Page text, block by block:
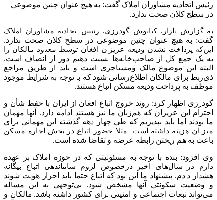
رئیس اتحادیه مشاوران املاک گفت: به هیچ عنوان چنین موضوعی
در سطح کلان صحت ندارد.
به گزارش بازار، کیانوش گودرزی، رئیس اتحادیه مشاوران املاک
گفت: به هیچ عنوان چنین موضوعی در سطح کلان صحت ندارد.
این‌که پرداخت نشدن ودیعه عزیزان افغان توسط معدود مالکان را
به یک جمع کل از صاحب‌خانه‌ها نسبت دهیم دور از انصاف است.
البته این موضوع مالک ومستاجری است و باید از طریق مراجع
ذی‌ربط برای مالکان اطلاع‌رسانی شود که با توجه به شرایط موجود
موظف به پرداخت ودیعه مسکن اتباع هستند.
گودرزی اظهار کرد: روند خروج اتباع افغان از ایران با حفظ شأن و
احترام این عزیزان که هم‌زبان ما نیز هستند ادامه دارد. آنها مهمان
ما بودند اما باید بپذیریم که طی چهار دهه گذشته این مهمانی برای
میزبان هزینه داشته است. مثلا حضور اتباع در بخش اجاره مسکن
باعث به هم ریختن رابطه عرضه و تقاضا شده است.
وی افزود: بنده با توجه به مسئولیتی که در حوزه املاک بر عهده
دارم در سال‌های اخیر درخصوص لزوم ساماندهی اتباع بیگانه
هشدار دادم. پیشنهاد ما این بود که اتباع حتما باید احراز هویت شوند
و وضعیت سکونتی آنها مشخص شود. بی‌توجهی به این مساله
می‌تواند تبعات اجتماعی و امنیتی برای کشور داشته باشد. مالکان و